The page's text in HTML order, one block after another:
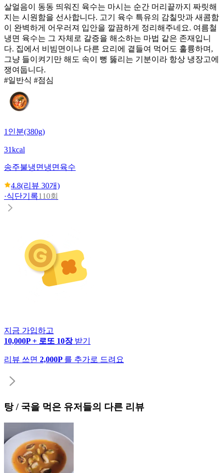
살얼음이 동동 띄워진 육수는 마시는 순간 머리끝까지 짜릿해
지는 시원함을 선사합니다. 고기 육수 특유의 감칠맛과 새콤함
이 완벽하게 어우러져 입안을 깔끔하게 정리해주네요. 여름철
냉면 육수는 그 자체로 갈증을 해소하는 마법 같은 존재입니
다. 집에서 비빔면이나 다른 요리에 곁들여 먹어도 훌륭하며,
그냥 들이켜기만 해도 속이 뻥 뚫리는 기분이라 항상 냉장고에
쟁여둡니다.
#일반식 #점심
1인분(380g)
31kcal
송주불냉면 냉면육수
4.8(리뷰 30개)
·식단기록110회
지금 가입하고
10,000P + 로또 10장 받기
리뷰 쓰면 2,000P 를 추가로 드려요
탕 / 국을 먹은 유저들의 다른 리뷰